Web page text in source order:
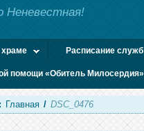
Неневестная!
Расписание служб
помощи «Обитель Милосердия»
Главная / DSC_0476